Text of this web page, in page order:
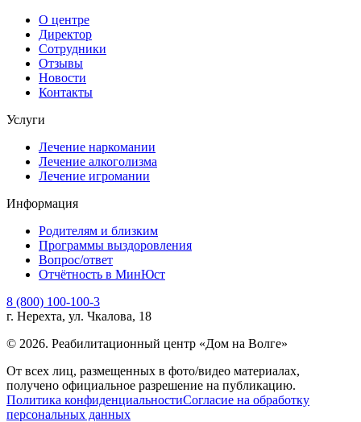
О центре
Директор
Сотрудники
Отзывы
Новости
Контакты
Услуги
Лечение наркомании
Лечение алкоголизма
Лечение игромании
Информация
Родителям и близким
Программы выздоровления
Вопрос/ответ
Отчётность в МинЮст
8 (800) 100-100-3
г. Нерехта, ул. Чкалова, 18
© 2026. Реабилитационный центр «Дом на Волге»
От всех лиц, размещенных в фото/видео материалах,
получено официальное разрешение на публикацию.
Политика конфиденциальностиСогласие на обработку
персональных данных